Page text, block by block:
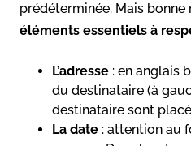
prédéterminée. Mais
éléments essentiels à
L’adresse : en anglais
du destinataire (à
destinataire sont
La date : attention au